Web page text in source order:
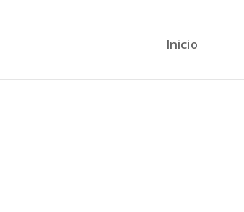
Inicio